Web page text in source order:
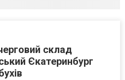
склад
Єкатеринбург